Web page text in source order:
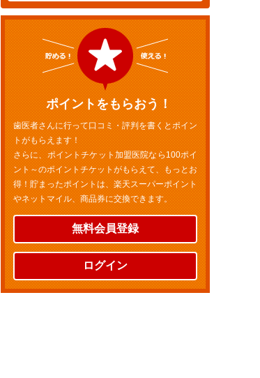
ポイントをもらおう！
歯医者さんに行って口コミ・評判を書くとポイン
トがもらえます！
さらに、ポイントチケット加盟医院なら100ポイ
ント～のポイントチケットがもらえて、もっとお
得！貯まったポイントは、楽天スーパーポイント
やネットマイル、商品券に交換できます。
無料会員登録
ログイン